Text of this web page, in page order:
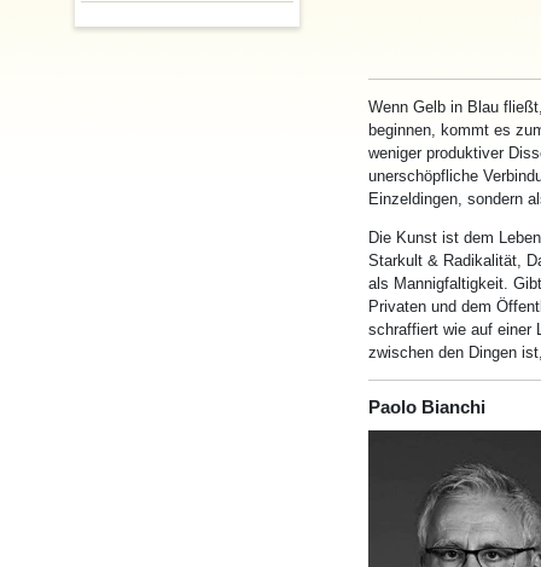
Wenn Gelb in Blau
beginnen, kommt es
weniger produktiver
unerschöpfliche
Einzeldingen, sondern
Die Kunst ist dem
Starkult & Radikalität,
als Mannigfaltigkeit.
Privaten und dem
schraffiert wie auf einer
zwischen den Dingen
Paolo Bianchi